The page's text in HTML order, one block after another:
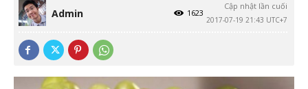
Admin
Cập nhật lần cuối
2017-07-19 21:43 UTC+7
1623